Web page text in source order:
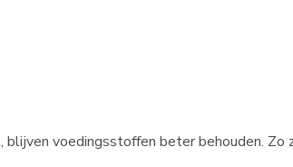
voedingsstoffen beter behouden. Zo